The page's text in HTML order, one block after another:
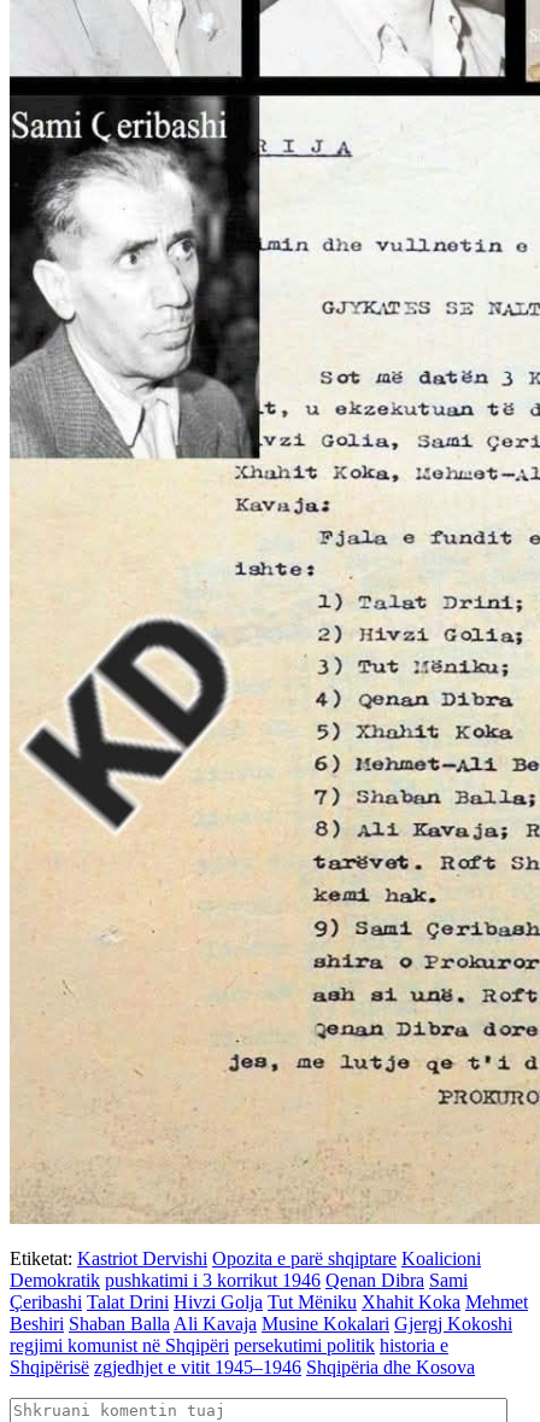
Etiketat: Kastriot Dervishi Opozita e parë shqiptare Koalicioni
Demokratik pushkatimi i 3 korrikut 1946 Qenan Dibra Sami
Çeribashi Talat Drini Hivzi Golja Tut Mëniku Xhahit Koka Mehmet
Beshiri Shaban Balla Ali Kavaja Musine Kokalari Gjergj Kokoshi
regjimi komunist në Shqipëri persekutimi politik historia e
Shqipërisë zgjedhjet e vitit 1945–1946 Shqipëria dhe Kosova